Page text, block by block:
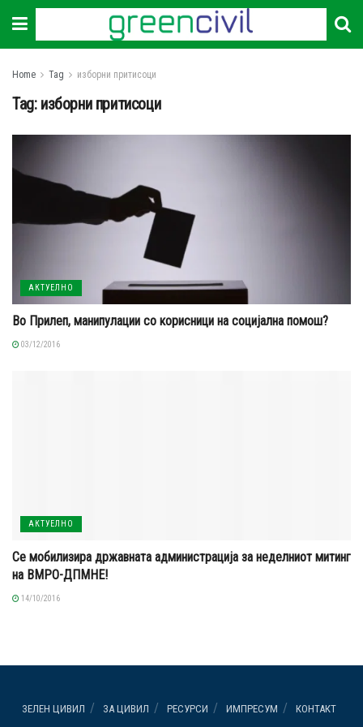
Home Tag изборни притисоци
Tag: изборни притисоци
АКТУЕЛНО
Во Прилеп, манипулации со корисници на социјална помош?
03/12/2016
АКТУЕЛНО
Се мобилизира државната администрација за неделниот митинг
на ВМРО-ДПМНЕ!
14/10/2016
ЗЕЛЕН ЦИВИЛ ЗА ЦИВИЛ РЕСУРСИ ИМПРЕСУМ КОНТАКТ